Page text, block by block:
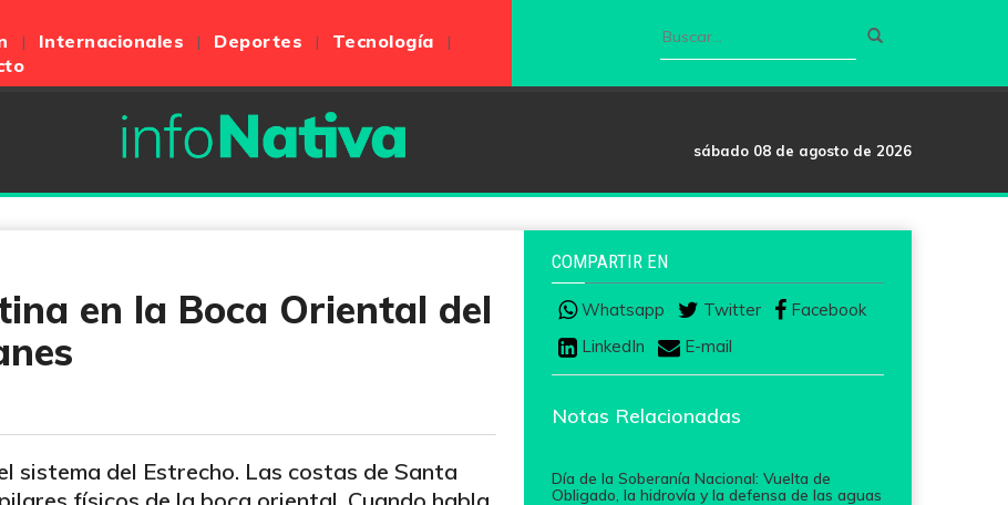
Internacionales Deportes
Tecnología
sábado 08 de agosto de 2026
en la Boca Oriental del
sistema del Estrecho. Las costas de Santa
COMPARTIR EN
Whatsapp Twitter
Facebook
LinkedIn
E-mail
Notas Relacionadas
Día de la Soberanía Nacional: Vuelta de
Obligado, la hidrovía y la defensa de las aguas